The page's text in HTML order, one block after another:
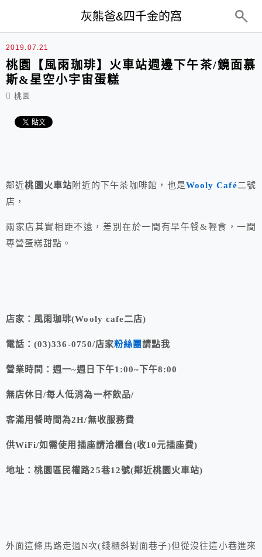
灰熊爸&四千金的窩
2019.07.21
桃園【風雨珈琲】火車站週邊下午茶/鏡面慕
斯&星空小宇宙蛋糕
桃園
鄰近桃園火車站附近的下午茶咖啡館，也是Wooly Café二號
店，
兩家店其實相距不遠，差別在於一間有早午餐&輕食，一間
專營蛋糕甜點。
店家：風雨珈琲(Wooly cafe二店)
電話：(03)336-0750/店家粉絲團請點我
營業時間：週一~週日下午1:00~下午8:00
無店休日/每人低消為一杯飲品/
客滿用餐時間為2H/無收服務費
供WiFi/如需使用插座請洽櫃台(收10元插座費)
地址：桃園區 民權路25巷12號(鄰近桃園火車站)
外面這條馬路走過N次(錢櫃斜對面巷子)但從沒往這小巷進來